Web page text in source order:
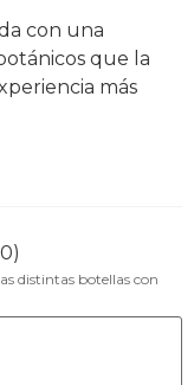
con una
que la
más
)
distintas botellas con